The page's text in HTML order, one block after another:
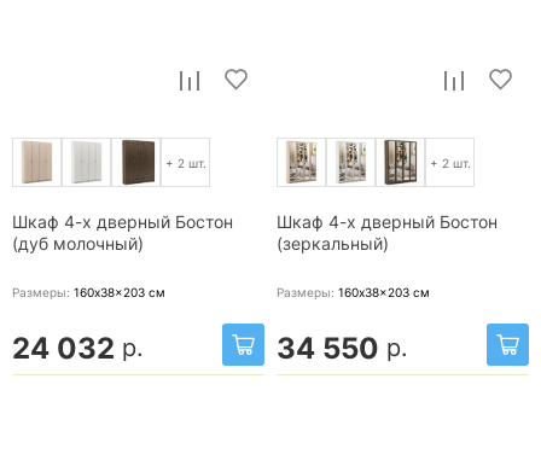
+ 2 шт.
Шкаф 4-х дверный Бостон
(дуб молочный)
Размеры: 160x38x203 см
24 032 р.
+ 2 шт.
Шкаф 4-х дверный Бостон
(зеркальный)
Размеры: 160x38x203 см
34 550 р.